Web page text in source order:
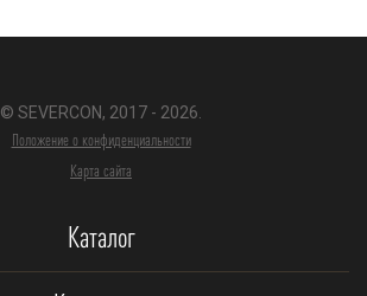
© SEVERCON, 2017 - 2026.
Положение о конфиденциальности
Карта сайта
Каталог